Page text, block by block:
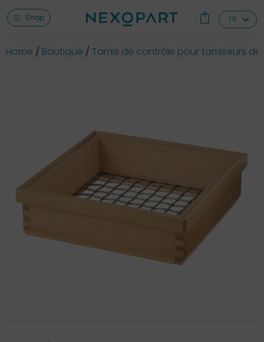
Shop FR
Home Boutique Tamis de contrôle pour tamiseurs